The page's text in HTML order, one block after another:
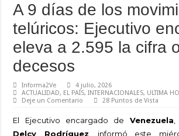
A 9 días de los
telúricos: Ejecutivo
eleva a 2.595 la cifra
decesos
Informa2Ve
4 julio, 2026
ACTUALIDAD, EL PAÍS,INTERNACIONALES, ULTIMA
Deje un Comentario
28 Puntos de Vista
El Ejecutivo encargado de Venezuela,
Delcy Rodríguez, informó este